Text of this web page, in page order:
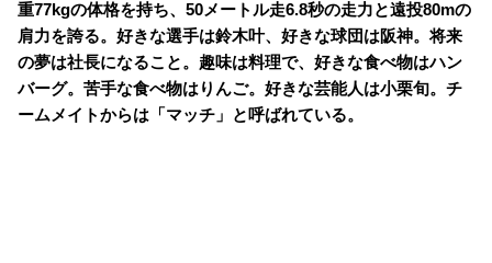
重77kgの体格を持ち、50メートル走6.8秒の走力と遠投80mの
肩力を誇る。好きな選手は鈴木叶、好きな球団は阪神。将来
の夢は社長になること。趣味は料理で、好きな食べ物はハン
バーグ。苦手な食べ物はりんご。好きな芸能人は小栗旬。チ
ームメイトからは「マッチ」と呼ばれている。